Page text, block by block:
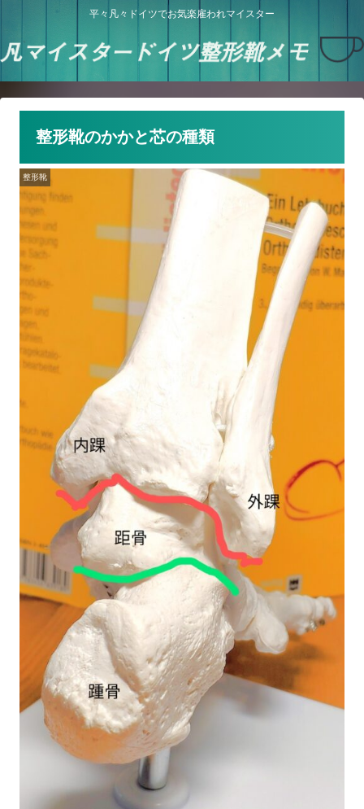
平々凡々ドイツでお気楽雇われマイスター
整形靴のかかと芯の種類
整形靴